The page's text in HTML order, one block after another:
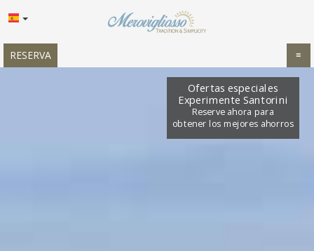
≡
RESERVA
HOME
UBICACIÓN
ALOJAMIENTO
Ofertas especiales
Experimente Santorini
Reserve ahora para
obtener los mejores ahorros